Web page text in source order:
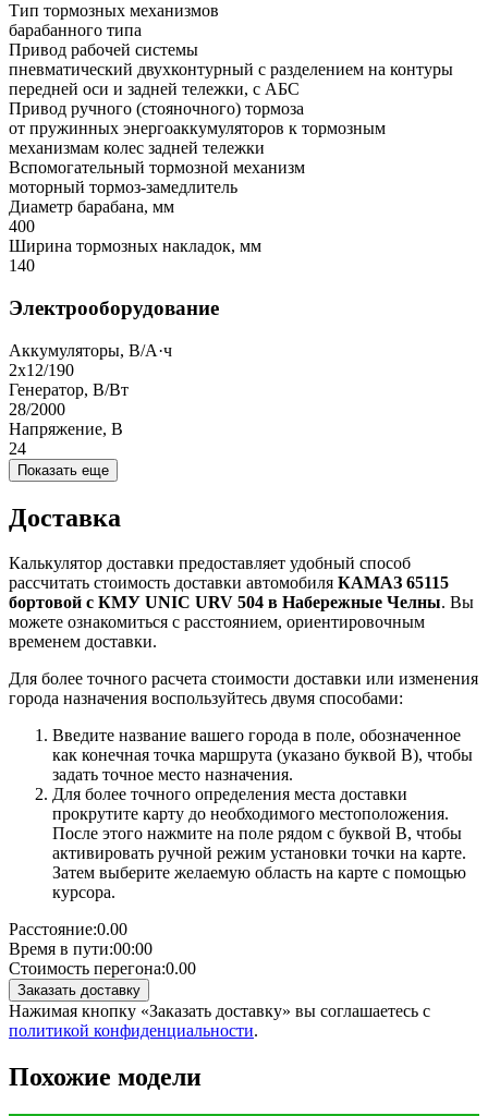
Тип тормозных механизмов
барабанного типа
Привод рабочей системы
пневматический двухконтурный с разделением на контуры
передней оси и задней тележки, с АБС
Привод ручного (стояночного) тормоза
от пружинных энергоаккумуляторов к тормозным
механизмам колес задней тележки
Вспомогательный тормозной механизм
моторный тормоз-замедлитель
Диаметр барабана, мм
400
Ширина тормозных накладок, мм
140
Электрооборудование
Аккумуляторы, В/А·ч
2х12/190
Генератор, В/Вт
28/2000
Напряжение, B
24
Показать еще
Доставка
Калькулятор доставки предоставляет удобный способ
рассчитать стоимость доставки автомобиля КАМАЗ 65115
бортовой с КМУ UNIC URV 504 в Набережные Челны. Вы
можете ознакомиться с расстоянием, ориентировочным
временем доставки.
Для более точного расчета стоимости доставки или изменения
города назначения воспользуйтесь двумя способами:
Введите название вашего города в поле, обозначенное
как конечная точка маршрута (указано буквой B), чтобы
задать точное место назначения.
Для более точного определения места доставки
прокрутите карту до необходимого местоположения.
После этого нажмите на поле рядом с буквой B, чтобы
активировать ручной режим установки точки на карте.
Затем выберите желаемую область на карте с помощью
курсора.
Расстояние:0.00
Время в пути:00:00
Стоимость перегона:0.00
Заказать доставку
Нажимая кнопку «Заказать доставку» вы соглашаетесь с
политикой конфиденциальности.
Похожие модели